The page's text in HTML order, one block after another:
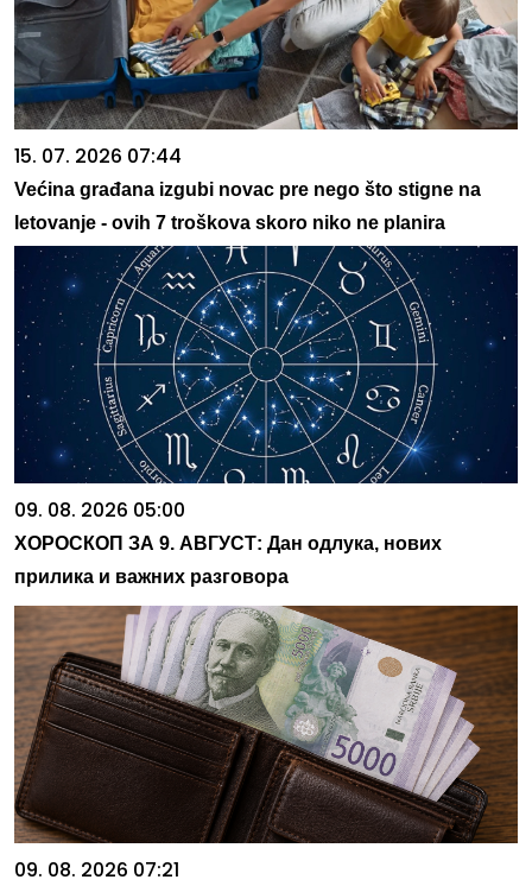
15. 07. 2026 07:44
Većina građana izgubi novac pre nego što stigne na
letovanje - ovih 7 troškova skoro niko ne planira
09. 08. 2026 05:00
ХОРОСКОП ЗА 9. АВГУСТ: Дан одлука, нових
прилика и важних разговора
09. 08. 2026 07:21